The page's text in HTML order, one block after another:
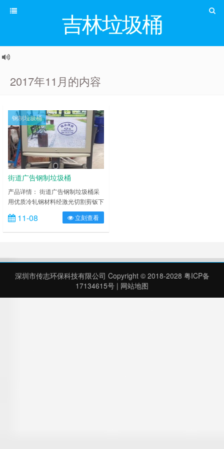
吉林垃圾桶
2017年11月的内容
钢制垃圾桶
街道广告钢制垃圾桶
产品详情： 街道广告钢制垃圾桶采
用优质冷轧钢材料经激光切割剪钣下
料、折弯、冲压、焊接、打磨、等工
艺：表面经过除油、喷砂防锈处理
后，再进行酸洗磷化处理；表面清理
炉固化后再出炉冷却，加工后的塑粉
附着力强，不易剥落，这样制作而成
的钢制垃圾桶户外防锈效果好，整体
坚固耐用。 街道广告钢制垃圾桶是
11-08 立刻查看
深圳市传志环保科技有限公司 Copyright © 2018-2028 粤ICP备
17134615号 | 网站地图